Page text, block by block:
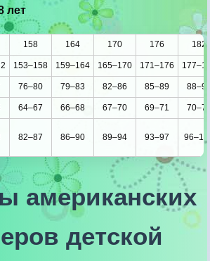
лет
158 164 170 176 182
153–158 159–164 165–170 171–176
76–80 79–83 82–86 85–89
64–67 66–68 67–70 69–71
82–87 86–90 89–94 93–97
американских
детской